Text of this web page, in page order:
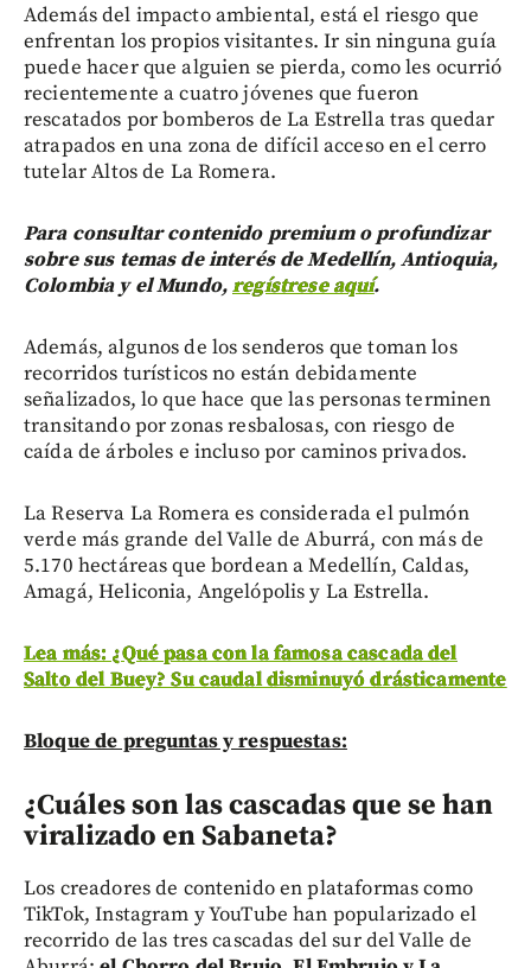
Además del impacto ambiental, está el riesgo que
enfrentan los propios visitantes. Ir sin ninguna guía
puede hacer que alguien se pierda, como les ocurrió
recientemente a cuatro jóvenes que fueron
rescatados por bomberos de La Estrella tras quedar
atrapados en una zona de difícil acceso en el cerro
tutelar Altos de La Romera.
Para consultar contenido premium o profundizar
sobre sus temas de interés de Medellín, Antioquia,
Colombia y el Mundo,regístrese aquí.
Además, algunos de los senderos que toman los
recorridos turísticos no están debidamente
señalizados, lo que hace que las personas terminen
transitando por zonas resbalosas, con riesgo de
caída de árboles e incluso por caminos privados.
La Reserva La Romera es considerada el pulmón
verde más grande del Valle de Aburrá, con más de
5.170 hectáreas que bordean a Medellín, Caldas,
Amagá, Heliconia, Angelópolis y La Estrella.
Lea más: ¿Qué pasa con la famosa cascada del
Salto del Buey? Su caudal disminuyó drásticamente
Bloque de preguntas y respuestas:
¿Cuáles son las cascadas que se han
viralizado en Sabaneta?
Los creadores de contenido en plataformas como
TikTok, Instagram y YouTube han popularizado el
recorrido de las tres cascadas del sur del Valle de